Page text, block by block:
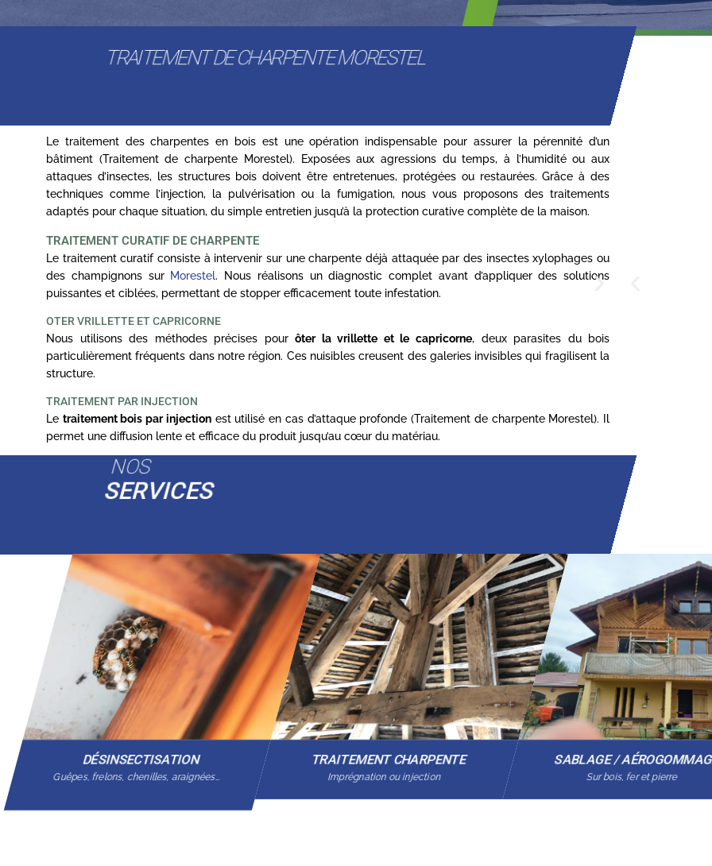
TRAITEMENT DE CHARPENTE MORESTEL
Le traitement des charpentes en bois est une opération indispensable pour assurer la pérennité d’un
bâtiment (Traitement de charpente Morestel). Exposées aux agressions du temps, à l’humidité ou aux
attaques d’insectes, les structures bois doivent être entretenues, protégées ou restaurées. Grâce à des
techniques comme l’injection, la pulvérisation ou la fumigation, nous vous proposons des traitements
adaptés pour chaque situation, du simple entretien jusqu’à la protection curative complète de la maison.
TRAITEMENT CURATIF DE CHARPENTE
Le traitement curatif consiste à intervenir sur une charpente déjà attaquée par des insectes xylophages ou
des champignons sur Morestel. Nous réalisons un diagnostic complet avant d’appliquer des solutions
puissantes et ciblées, permettant de stopper efficacement toute infestation.
OTER VRILLETTE ET CAPRICORNE
Nous utilisons des méthodes précises pourôter la vrillette et le capricorne, deux parasites du bois
particulièrement fréquents dans notre région. Ces nuisibles creusent des galeries invisibles qui fragilisent la
structure.
TRAITEMENT PAR INJECTION
Le traitement bois par injectionest utilisé en cas d’attaque profonde (Traitement de charpente Morestel). Il
permet une diffusion lente et efficace du produit jusqu’au cœur du matériau.
NOS
SERVICES
DÉSINSECTISATION
Guêpes, frelons, chenilles, araignées…
TRAITEMENT CHARPENTE
Imprégnation ou injection
SABLAGE /
Sur bois, fer et pierre